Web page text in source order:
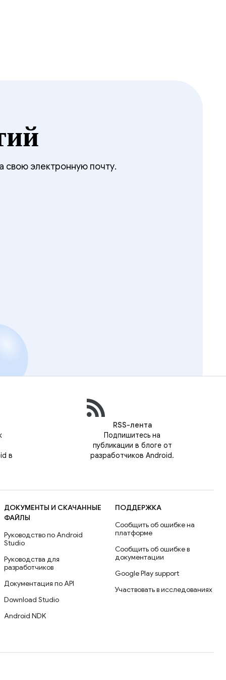
свою электронную почту.
в
RSS-лента
Подпишитесь на
публикации в блоге от
разработчиков Android.
ДОКУМЕНТЫ И СКАЧАННЫЕ
ФАЙЛЫ
Руководство по Android
Studio
Руководства для
разработчиков
Документация по API
Download Studio
Android NDK
ПОДДЕРЖКА
Сообщить об ошибке на
платформе
Сообщить об ошибке в
документации
Google Play support
Участвовать в исследованиях